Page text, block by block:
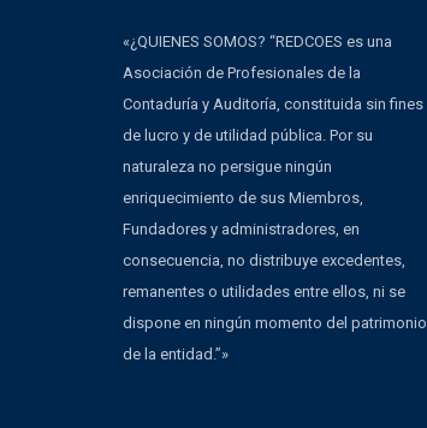
«¿QUIENES SOMOS? “REDCOES es una
Asociación de Profesionales de la
Contaduría y Auditoría, constituida sin fines
de lucro y de utilidad pública. Por su
naturaleza no persigue ningún
enriquecimiento de sus Miembros,
Fundadores y administradores, en
consecuencia, no distribuye excedentes,
remanentes o utilidades entre ellos, ni se
dispone en ningún momento del patrimonio
de la entidad.”»